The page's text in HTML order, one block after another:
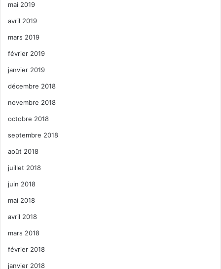
mai 2019
avril 2019
mars 2019
février 2019
janvier 2019
décembre 2018
novembre 2018
octobre 2018
septembre 2018
août 2018
juillet 2018
juin 2018
mai 2018
avril 2018
mars 2018
février 2018
janvier 2018